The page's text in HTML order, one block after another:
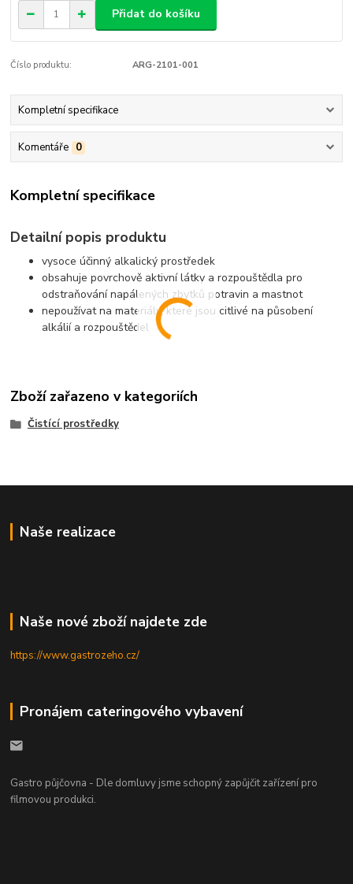
Přidat do košíku
Číslo produktu: ARG-2101-001
Kompletní specifikace
Komentáře 0
Kompletní specifikace
Detailní popis produktu
vysoce účinný alkalický prostředek
obsahuje povrchově aktivní látky a rozpouštědla pro
odstraňování napálených zbytků potravin a mastnot
nepoužívat na materiály, které jsou citlivé na působení
alkálií a rozpouštědel
Zboží zařazeno v kategoriích
Čistící prostředky
Naše realizace
Naše nové zboží najdete zde
https://www.gastrozeho.cz/
Pronájem cateringového vybavení
Gastro půjčovna - Dle domluvy jsme schopný zapůjčit zařízení pro
filmovou produkci.